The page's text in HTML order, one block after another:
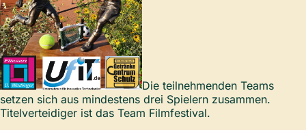
Die teilnehmenden Teams
setzen sich aus mindestens drei Spielern zusammen.
Titelverteidiger ist das Team Filmfestival.